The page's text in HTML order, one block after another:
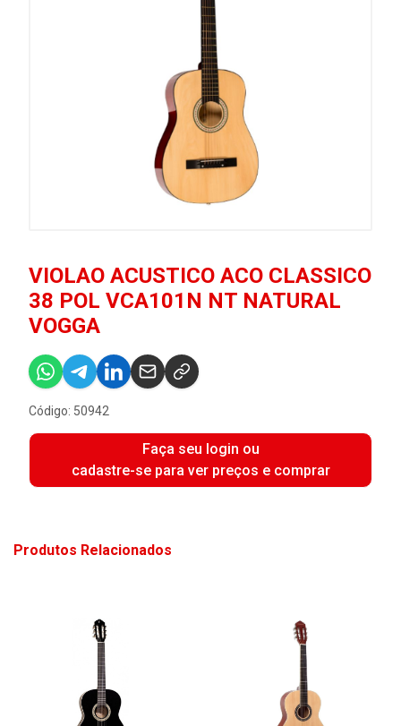
VIOLAO ACUSTICO ACO CLASSICO
38 POL VCA101N NT NATURAL
VOGGA
Código: 50942
Faça seu login ou
cadastre-se para ver preços e comprar
Produtos Relacionados